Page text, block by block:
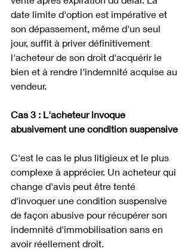
date limite d'option est impérative et
son dépassement, même d'un seul
jour, suffit à priver définitivement
l'acheteur de son droit d'acquérir le
bien et à rendre l'indemnité acquise au
vendeur.
Cas 3 : L'acheteur invoque
abusivement une condition suspensive
C'est le cas le plus litigieux et le plus
complexe à apprécier. Un acheteur qui
change d'avis peut être tenté
d'invoquer une condition suspensive
de façon abusive pour récupérer son
indemnité d'immobilisation sans en
avoir réellement droit.